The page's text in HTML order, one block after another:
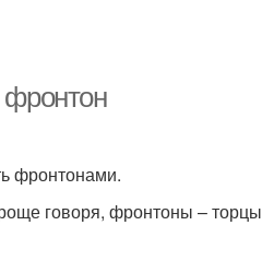
фронтон
фронтонами.
говоря, фронтоны – торцы